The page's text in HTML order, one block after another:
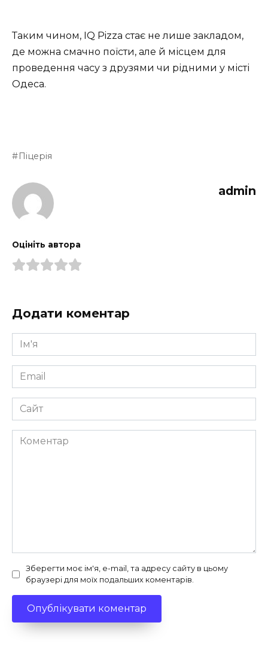
Таким чином, IQ Pizza стає не лише закладом,
де можна смачно поїсти, але й місцем для
проведення часу з друзями чи рідними у місті
Одеса.
Піцерія
admin
Оцініть автора
Додати коментар
Ім'я
*
Email
*
Сайт
Коментар
Зберегти моє ім'я, e-mail, та адресу сайту в цьому
браузері для моїх подальших коментарів.